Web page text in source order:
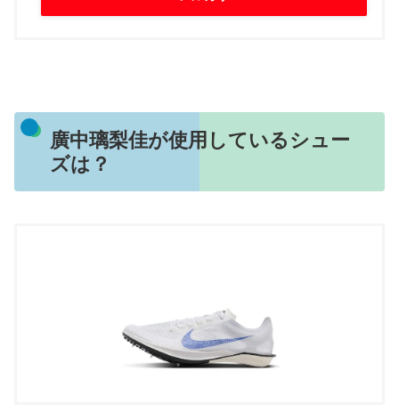
廣中璃梨佳が使用しているシュー
ズは？